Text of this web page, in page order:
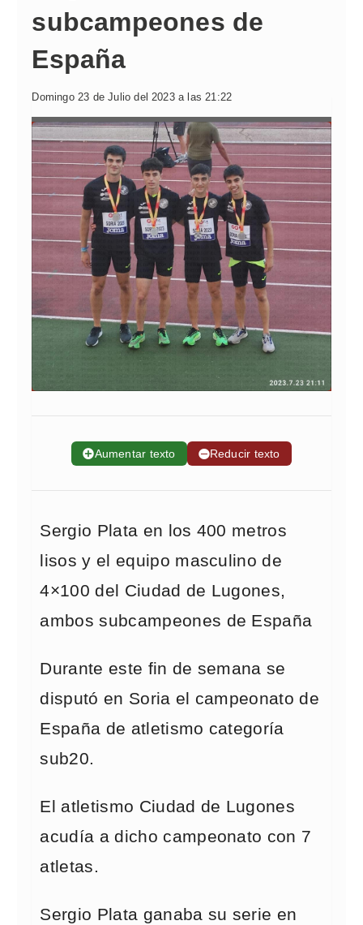
subcampeones de
España
Domingo 23 de Julio del 2023 a las 21:22
➕Aumentar texto ➖Reducir texto
Sergio Plata en los 400 metros
lisos y el equipo masculino de
4×100 del Ciudad de Lugones,
ambos subcampeones de España
Durante este fin de semana se
disputó en Soria el campeonato de
España de atletismo categoría
sub20.
El atletismo Ciudad de Lugones
acudía a dicho campeonato con 7
atletas.
Sergio Plata ganaba su serie en